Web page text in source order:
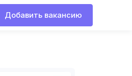
Добавить вакансию